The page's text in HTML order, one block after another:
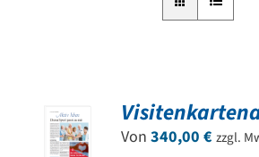
Von 340,00 € zzgl.